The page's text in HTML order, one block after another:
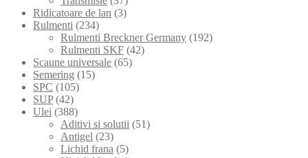
Ridicatoare de lan (3)
Rulmenti (234)
Rulmenti Breckner Germany (192)
Rulmenti SKF (42)
Scaune universale (65)
Semering (15)
SPC (105)
SUP (42)
Ulei (388)
Aditivi si solutii (51)
Antigel (23)
Lichid frana (5)